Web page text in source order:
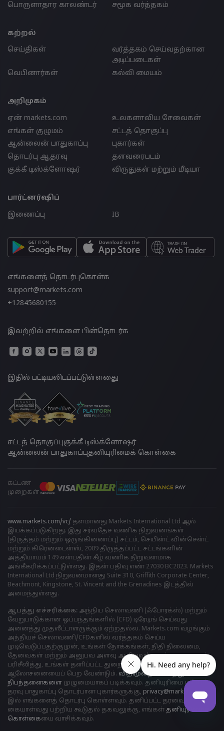
பொருளாதார காலண்டர்
சமூக வர்த்தகம்
கற்றல்
செய்திகள்
வர்த்தகம் செய்வதற்கான
அடிப்படைகள்
வெபினார்கள்
கல்வி மையம்
அறிமுகம்
ஏன் markets.com
உலகளாவிய சேவைகள்
எங்கள் குழுமம்
சட்டத் தொகுப்பு
ஆன்லைன் பாதுகாப்பு
புகார்கள்
தொடர்பு ஆதரவு
தளவரைபடம்
குக்கீ டிஸ்க்ளோஷர்
விருதுகள் மற்றும் மீடியா
பார்ட்னர்ஷிப்
இணைப்பு
IB
எங்களைத் தொடர்புகொள்க
support@markets.com
+12845680155
இவற்றில் எங்களை பின்தொடர்க
இதில் பட்டியலிடப்பட்டுள்ளதுை
சட்டத் தொகுப்புகுக்கீ டிஸ்க்ளோஷர்
ஆன்லைன் பாதுகாப்புதனியுரிமைக் கொள்கை
கட்டண
முறைகள்
www.markets.com/vc/ தளமானது Markets International Ltd ஆல்
இயக்கப்படுகிறது. இது சர்வதேச வணிக நிறுவனங்கள்
(திருத்தம் மற்றும் ஒருங்கிணைப்பு) சட்டம், செயின்ட் வின்சென்ட்
மற்றும் கிரெனடைன்ஸ், 2009 திருத்தப்பட்ட சட்டங்களின்
அத்தியாயம் 149 என்பதின் கீழ் வணிக நிறுவனமாக
அங்கீகரிக்கப்பட்டுள்ளது. இதன் பதிவு எண் 27030 BC2023. Markets
International Ltd நிறுவனமானது Suite 310, Griffith Corporate Center,
Beachmont, Kingstone, St. Vincent and the Grenadines இடத்தில்
அமைந்துள்ளது.
ஆபத்து எச்சரிக்கை: அந்நிய செலாவணி (ஃபோரக்ஸ்) மற்றும்
வேறுபாடுக்கான ஒப்பந்தங்களில் (CFD) டிரேடிங் செய்வது
அனைத்து முதலீட்டாளருக்கும் ஏற்றதல்ல. Markets.com வழங்கும்
அந்நியச் செலாவணி/CFDகளில் வர்த்தகம் செய்ய
முடிவெடுப்பதற்குமுன், உங்கள் நோக்கங்கள், நிதி நிலைமை,
தேவைகள் மற்றும் அனுபவ அளவு ஆகியவற்றைக் கவனமாகப்
பரிசீலித்து, உங்கள் தனிப்பட்ட துறைசார் நிபுணரின்
ஆலோசனையைப் பெற வேண்டும். விதிமுறைகள் மற்றும்
நிபந்தனைகளை முழுமையாகப் படிக்கவும். தனியுரிமை மற்றும்
தரவு பாதுகாப்பு தொடர்பான புகார்களுக்கு, privacy@markets.com
இல் எங்களைத் தொடர்பு கொள்ளவும். தனிப்பட்ட தரவைக்
கையாள்வது பற்றிய கூடுதல் தகவலுக்கு, எங்கள் தனியுரிமைக்
கொள்கையை வாசிக்கவும்.